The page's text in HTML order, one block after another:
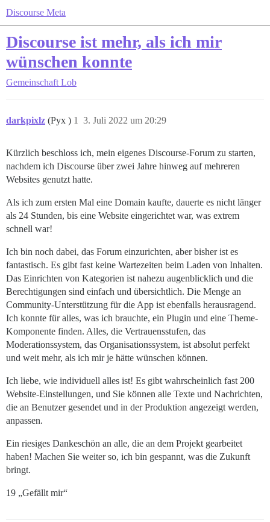
Discourse Meta
Discourse ist mehr, als ich mir
wünschen konnte
Gemeinschaft Lob
darkpixlz (Pyx ) 3. Juli 2022 um 20:29
1
Kürzlich beschloss ich, mein eigenes Discourse-Forum zu starten,
nachdem ich Discourse über zwei Jahre hinweg auf mehreren
Websites genutzt hatte.
Als ich zum ersten Mal eine Domain kaufte, dauerte es nicht länger
als 24 Stunden, bis eine Website eingerichtet war, was extrem
schnell war!
Ich bin noch dabei, das Forum einzurichten, aber bisher ist es
fantastisch. Es gibt fast keine Wartezeiten beim Laden von Inhalten.
Das Einrichten von Kategorien ist nahezu augenblicklich und die
Berechtigungen sind einfach und übersichtlich. Die Menge an
Community-Unterstützung für die App ist ebenfalls herausragend.
Ich konnte für alles, was ich brauchte, ein Plugin und eine Theme-
Komponente finden. Alles, die Vertrauensstufen, das
Moderationssystem, das Organisationssystem, ist absolut perfekt
und weit mehr, als ich mir je hätte wünschen können.
Ich liebe, wie individuell alles ist! Es gibt wahrscheinlich fast 200
Website-Einstellungen, und Sie können alle Texte und Nachrichten,
die an Benutzer gesendet und in der Produktion angezeigt werden,
anpassen.
Ein riesiges Dankeschön an alle, die an dem Projekt gearbeitet
haben! Machen Sie weiter so, ich bin gespannt, was die Zukunft
bringt.
19 „Gefällt mir“